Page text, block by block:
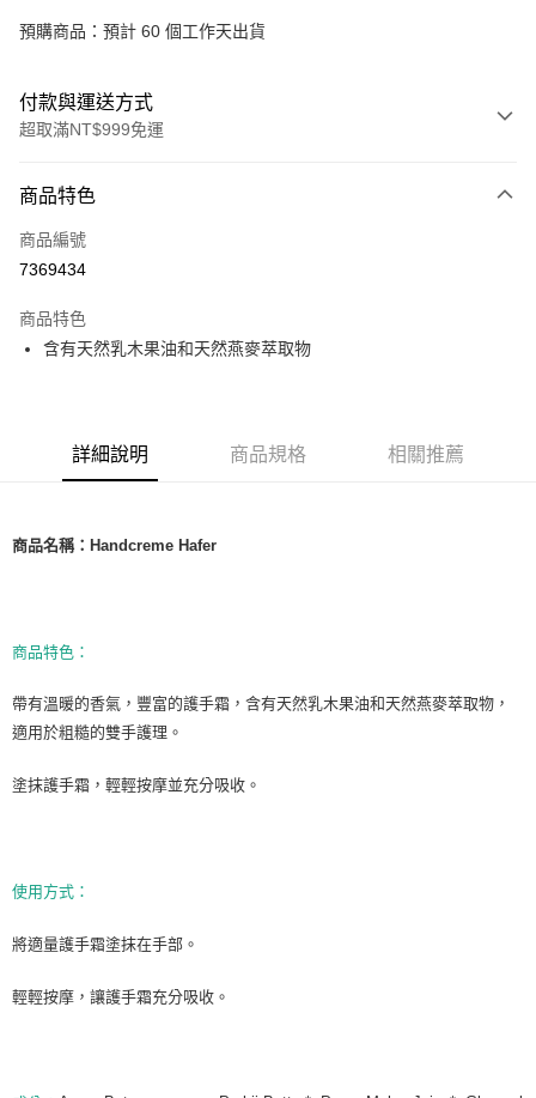
預購商品：預計 60 個工作天出貨
付款與運送方式
超取滿NT$999免運
信用卡一次付款
超商取貨付款
Apple Pay
Google Pay
每筆NT$80，滿NT$999(含以上)免運費
全家純取貨 (先付款
每筆NT$80，滿NT$999(含以上)免運費
每筆NT$80，滿NT$999(含以上)免運費
每筆NT$100，滿NT$999(含以上)免運費
離島宅配（澎湖、金門、馬祖、小琉球）
商品特色
商品編號
7369434
商品特色
含有天然乳木果油和天然燕麥萃取物
詳細說明 商品規格 相關推薦
商品名稱：Handcreme Hafer
商品特色：
帶有溫暖的香氣，豐富的護手霜，含有天然乳木果油和天然燕麥萃取物，
適用於粗糙的雙手護理。
塗抹護手霜，輕輕按摩並充分吸收。
使用方式：
將適量護手霜塗抹在手部。
輕輕按摩，讓護手霜充分吸收。